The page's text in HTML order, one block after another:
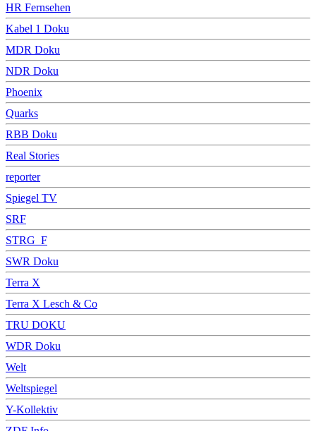
HR Fernsehen
Kabel 1 Doku
MDR Doku
NDR Doku
Phoenix
Quarks
RBB Doku
Real Stories
reporter
Spiegel TV
SRF
STRG_F
SWR Doku
Terra X
Terra X Lesch & Co
TRU DOKU
WDR Doku
Welt
Weltspiegel
Y-Kollektiv